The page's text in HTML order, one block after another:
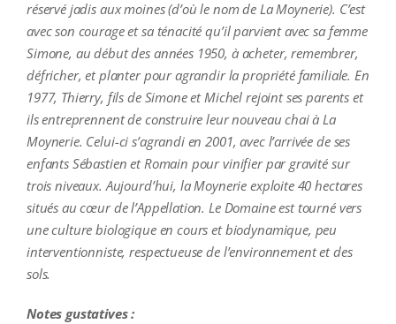
réservé jadis aux moines (d’où le nom de La Moynerie). C’est
avec son courage et sa ténacité qu’il parvient avec sa femme
Simone, au début des années 1950, à acheter, remembrer,
défricher, et planter pour agrandir la propriété familiale. En
1977, Thierry, fils de Simone et Michel rejoint ses parents et
ils entreprennent de construire leur nouveau chai à La
Moynerie. Celui-ci s’agrandi en 2001, avec l’arrivée de ses
enfants Sébastien et Romain pour vinifier par gravité sur
trois niveaux. Aujourd’hui, la Moynerie exploite 40 hectares
situés au cœur de l’Appellation. Le Domaine est tourné vers
une culture biologique en cours et biodynamique, peu
interventionniste, respectueuse de l’environnement et des
sols.
Notes gustatives :